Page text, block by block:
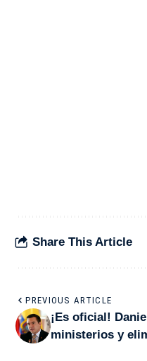
Share This Article
PREVIOUS ARTICLE
¡Es oficial!
ministerios y